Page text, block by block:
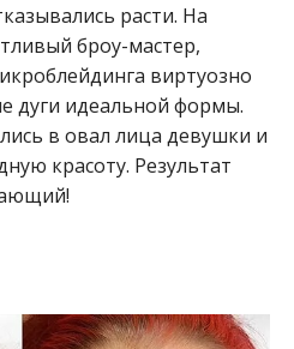
расти. На
броу-мастер,
виртуозно
дуги идеальной формы.
в овал лица девушки и
красоту. Результат